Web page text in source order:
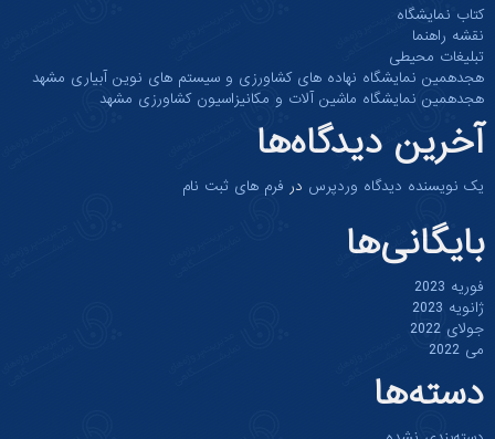
نمایشگاه
راهنما
محیطی
نمایشگاه نهاده های کشاورزی و سیستم های نوین آبیاری مشهد
نمایشگاه ماشین آلات و مکانیزاسیون کشاورزی مشهد
دیدگاه‌ها
نویسنده دیدگاه وردپرسدرفرم های ثبت نام
2023
2023
2022
2022